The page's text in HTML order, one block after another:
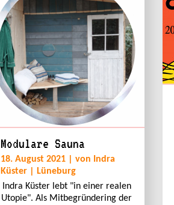
Modulare Sauna
18. August 2021 | von Indra
Küster | Lüneburg
Indra Küster lebt "in einer realen
Utopie". Als Mitbegründering der